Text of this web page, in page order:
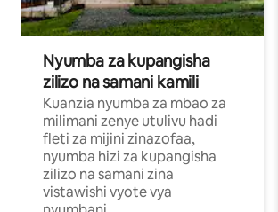
Nyumba za kupangisha
zilizo na samani kamili
Kuanzia nyumba za mbao za
milimani zenye utulivu hadi
fleti za mijini zinazofaa,
nyumba hizi za kupangisha
zilizo na samani zina
vistawishi vyote vya